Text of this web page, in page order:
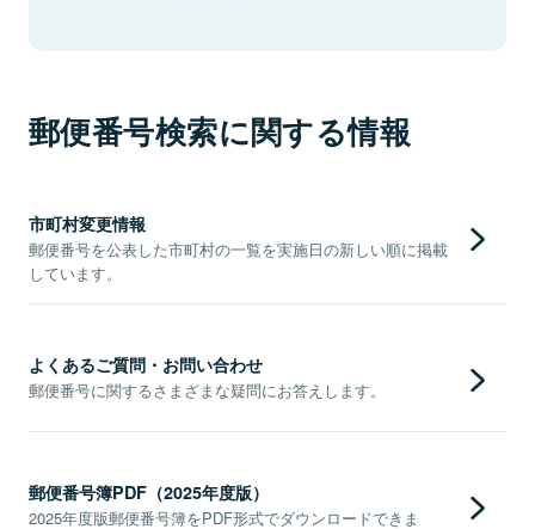
郵便番号検索に関する情報
市町村変更情報
郵便番号を公表した市町村の一覧を実施日の新しい順に掲載
しています。
よくあるご質問・お問い合わせ
郵便番号に関するさまざまな疑問にお答えします。
郵便番号簿PDF（2025年度版）
2025年度版郵便番号簿をPDF形式でダウンロードできま